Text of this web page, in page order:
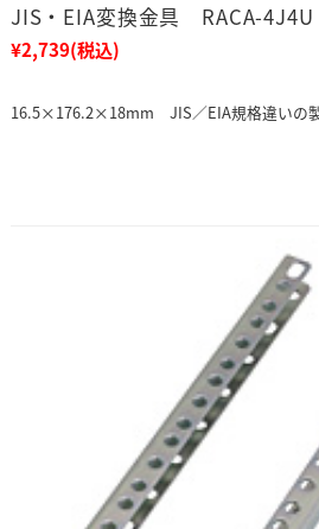
JIS・EIA変換金具 RACA-4J4U
¥2,739(税込)
16.5×176.2×18mm JIS／EIA規格違いの